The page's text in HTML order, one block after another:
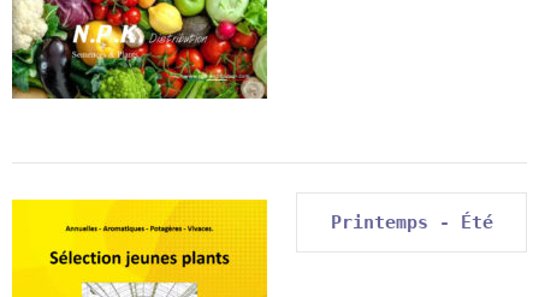
Printemps - Été